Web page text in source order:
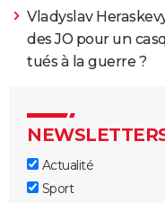
Vladyslav
des JO pour un
tués à la guerre ?
Actualité
Sport